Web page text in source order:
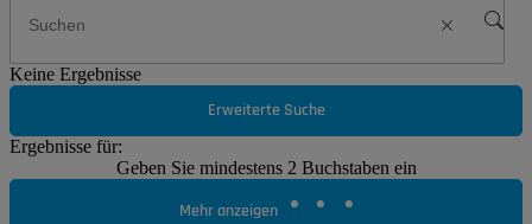
Keine Ergebnisse
Erweiterte Suche
Ergebnisse für:
Geben Sie mindestens 2 Buchstaben ein
Mehr anzeigen